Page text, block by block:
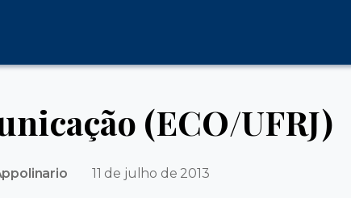
(ECO/UFRJ)
11 de julho de 2013